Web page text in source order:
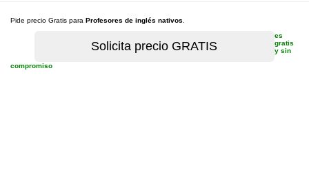
Pide precio Gratis para Profesores de inglés nativos
es
gratis
y sin
compromiso